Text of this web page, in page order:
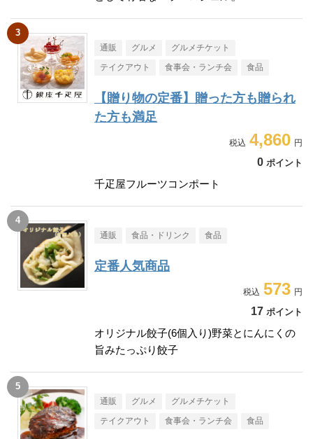
通販 グルメ グルメチケット
テイクアウト 食事会・ランチ会 食品
【贈り物の定番】贈った方も贈られ
た方も満足
4,860
0 ポイント
千疋屋フルーツコンポート
通販 食品・ドリンク 食品
定番人気商品
573
17 ポイント
オリジナル餃子(6個入り)野菜とにんにくの
旨みたっぷり餃子
通販 グルメ グルメチケット
テイクアウト 食事会・ランチ会 食品